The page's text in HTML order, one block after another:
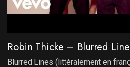
Robin Thicke – Blurred
Blurred Lines (littéralement en